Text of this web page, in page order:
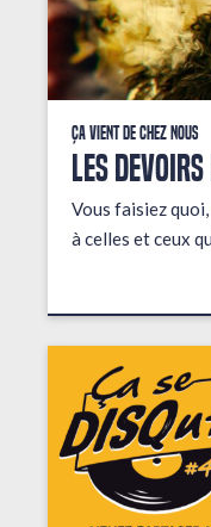
Ça vient de chez nous
LES
Vous faisiez quoi,
à celles et ceux